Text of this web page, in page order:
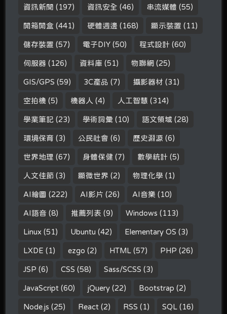
資訊新聞 (197) 資訊安全 (46) 串流媒體 (55)
開箱開盒 (441) 硬體週邊 (168) 顯示裝置 (11)
儲存裝置 (57) 電子DIY (50) 程式設計 (60)
伺服器 (126) 資料庫 (51) 物聯網 (25)
GIS/GPS (59) 3C產品 (7) 攝影器材 (31)
空拍機 (5) 機器人 (4) 人工智慧 (314)
學業筆記 (23) 學術詞彙 (10) 語文領域 (28)
環境保育 (3) 公民社會 (6) 歷史淵源 (6)
世界地理 (67) 身體保健 (7) 數學統計 (5)
人文佳節 (3) 顯微世界 (2) 物理化學 (1)
AI繪圖 (222) AI影片 (26) AI音樂 (10)
AI語音 (8) 推薦列表 (9) Windows (113)
Linux (51) Ubuntu (42) Elementary OS (3)
LXDE (1) ezgo (2) HTML (57) PHP (26)
JSP (6) CSS (58) Sass/SCSS (3)
JavaScript (60) jQuery (22) Bootstrap (2)
Node.js (25) React (2) RSS (1) SQL (16)